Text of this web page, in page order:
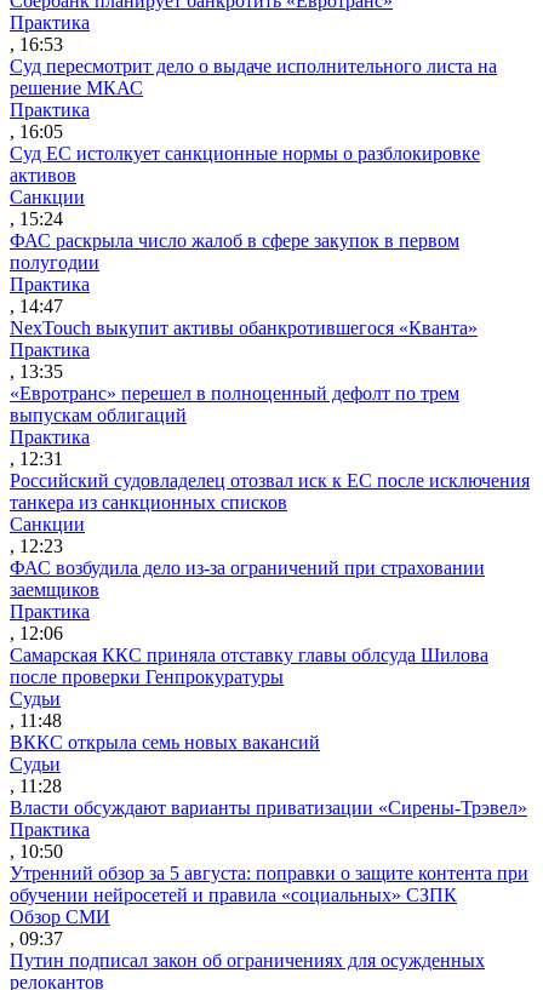
Практика
, 16:53
Суд пересмотрит дело о выдаче исполнительного листа на
решение МКАС
Практика
, 16:05
Суд ЕС истолкует санкционные нормы о разблокировке
активов
Санкции
, 15:24
ФАС раскрыла число жалоб в сфере закупок в первом
полугодии
Практика
, 14:47
NexTouch выкупит активы обанкротившегося «Кванта»
Практика
, 13:35
«Евротранс» перешел в полноценный дефолт по трем
выпускам облигаций
Практика
, 12:31
Российский судовладелец отозвал иск к ЕС после исключения
танкера из санкционных списков
Санкции
, 12:23
ФАС возбудила дело из-за ограничений при страховании
заемщиков
Практика
, 12:06
Самарская ККС приняла отставку главы облсуда Шилова
после проверки Генпрокуратуры
Судьи
, 11:48
ВККС открыла семь новых вакансий
Судьи
, 11:28
Власти обсуждают варианты приватизации «Сирены-Трэвел»
Практика
, 10:50
Утренний обзор за 5 августа: поправки о защите контента при
обучении нейросетей и правила «социальных» СЗПК
Обзор СМИ
, 09:37
Путин подписал закон об ограничениях для осужденных
релокантов